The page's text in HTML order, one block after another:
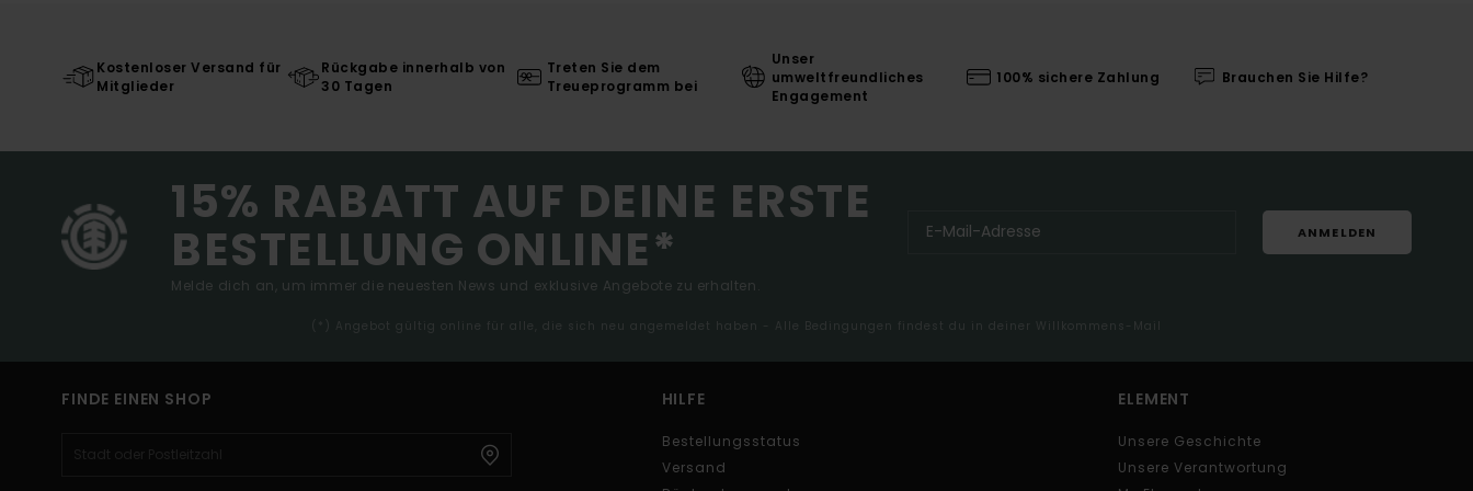
Kostenloser Versand für
Mitglieder
Rückgabe innerhalb von
30 Tagen
Treten Sie dem
Treueprogramm bei
Unser
umweltfreundliches
Engagement
100% sichere Zahlung Brauchen Sie Hilfe?
15% RABATT AUF DEINE ERSTE
BESTELLUNG ONLINE*
Melde dich an, um immer die neuesten News und exklusive Angebote zu erhalten.
ANMELDEN
(*) Angebot gültig online für alle, die sich neu angemeldet haben - Alle Bedingungen findest du in deiner Willkommens-Mail
FINDE EINEN SHOP HILFE
Bestellungsstatus
Versand
ELEMENT
Unsere Geschichte
Unsere Verantwortung